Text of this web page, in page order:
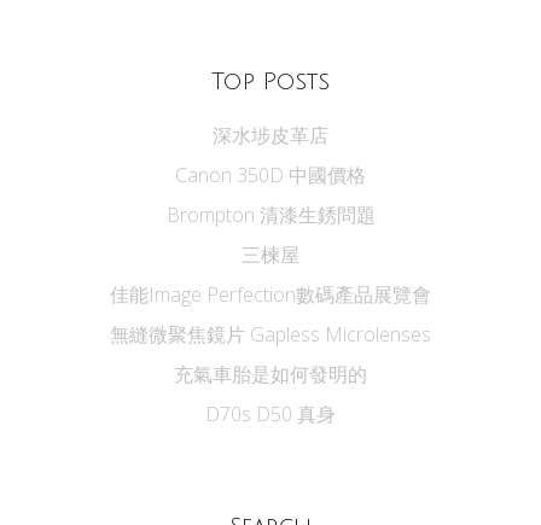
Top Posts
深水埗皮革店
Canon 350D 中國價格
Brompton 清漆生銹問題
三楝屋
佳能Image Perfection數碼產品展覽會
無縫微聚焦鏡片 Gapless Microlenses
充氣車胎是如何發明的
D70s D50 真身